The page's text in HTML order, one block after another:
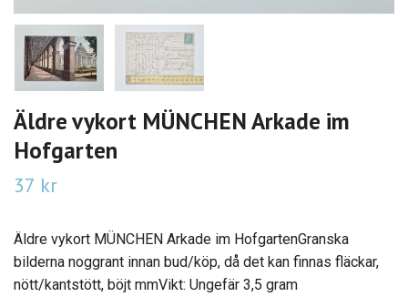
Äldre vykort MÜNCHEN Arkade im
Hofgarten
37 kr
Äldre vykort MÜNCHEN Arkade im HofgartenGranska
bilderna noggrant innan bud/köp, då det kan finnas fläckar,
nött/kantstött, böjt mmVikt: Ungefär 3,5 gram